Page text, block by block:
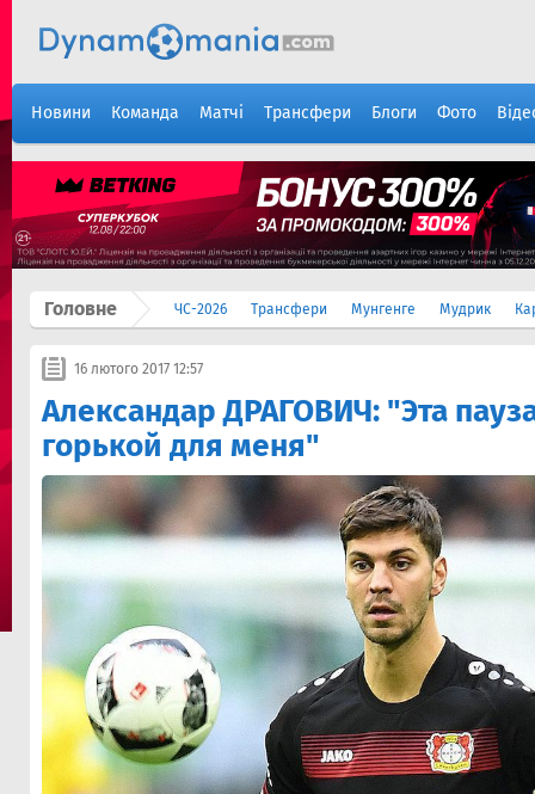
Новини Команда Матчі Трансфери Блоги Фото
Головне ЧС-2026 Трансфери Мунгенге Мудрик
16 лютого 2017 12:57
Александар ДРАГОВИЧ: "Эта
горькой для меня"